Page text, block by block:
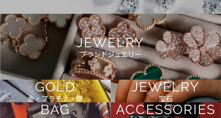
JEWELRY
ブランドジュエリー
GOLD
金・プラチナ・銀
JEWELRY
宝石
BAG ACCESSORIES